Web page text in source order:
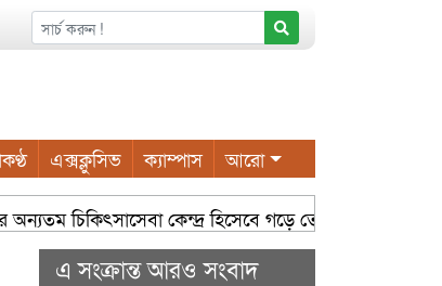
এক্সক্লুসিভ ক্যাম্পাস আরো
চিকিৎসাসেবা কেন্দ্র হিসেবে গড়ে তোলা সম্ভব: সিসিক
এ সংক্রান্ত আরও সংবাদ